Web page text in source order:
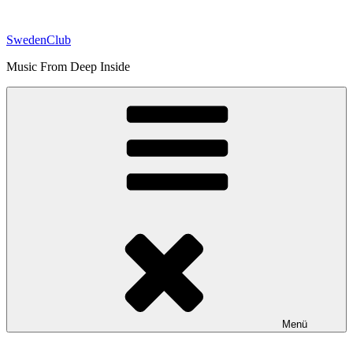
springen
SwedenClub
Music From Deep Inside
Menü